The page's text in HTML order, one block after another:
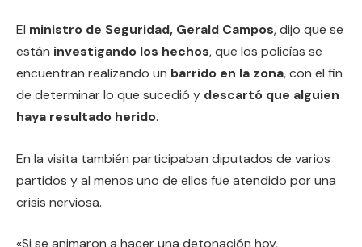
El ministro de Seguridad, Gerald Campos, dijo que se
están investigando los hechos, que los policías se
encuentran realizando un barrido en la zona, con el fin
de determinar lo que sucedió y descartó que alguien
haya resultado herido.
En la visita también participaban diputados de varios
partidos y al menos uno de ellos fue atendido por una
crisis nerviosa.